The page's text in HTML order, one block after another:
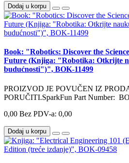
Dodaj u korpu
Book: "Robotics: Discover the
Future (Knjiga: "Robotika: Otkrijte
budućnosti")", BOK-11499
PROIZVOD JE POVUČEN IZ
PORUČITI.SparkFun Part Number:
0,00 Bez PDV-a: 0,00
Dodaj u korpu